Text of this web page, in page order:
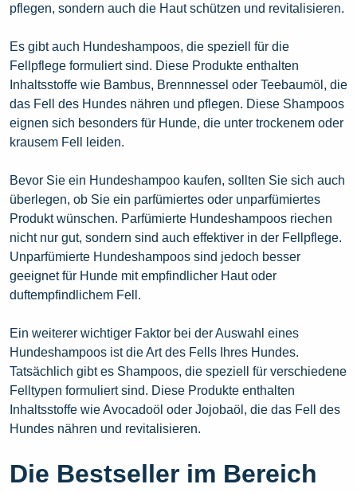
pflegen, sondern auch die Haut schützen und revitalisieren.
Es gibt auch Hundeshampoos, die speziell für die
Fellpflege formuliert sind. Diese Produkte enthalten
Inhaltsstoffe wie Bambus, Brennnessel oder Teebaumöl, die
das Fell des Hundes nähren und pflegen. Diese Shampoos
eignen sich besonders für Hunde, die unter trockenem oder
krausem Fell leiden.
Bevor Sie ein Hundeshampoo kaufen, sollten Sie sich auch
überlegen, ob Sie ein parfümiertes oder unparfümiertes
Produkt wünschen. Parfümierte Hundeshampoos riechen
nicht nur gut, sondern sind auch effektiver in der Fellpflege.
Unparfümierte Hundeshampoos sind jedoch besser
geeignet für Hunde mit empfindlicher Haut oder
duftempfindlichem Fell.
Ein weiterer wichtiger Faktor bei der Auswahl eines
Hundeshampoos ist die Art des Fells Ihres Hundes.
Tatsächlich gibt es Shampoos, die speziell für verschiedene
Felltypen formuliert sind. Diese Produkte enthalten
Inhaltsstoffe wie Avocadoöl oder Jojobaöl, die das Fell des
Hundes nähren und revitalisieren.
Die Bestseller im Bereich